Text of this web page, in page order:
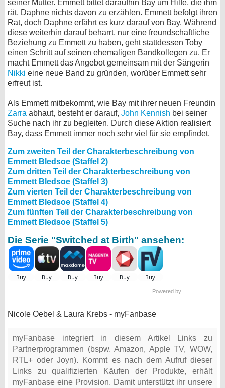
seiner Mutter. Emmett bittet daraufhin Bay um Hilfe, die ihm
rät, Daphne nichts davon zu erzählen. Emmett befolgt ihren
Rat, doch Daphne erfährt es kurz darauf von Bay. Während
diese weiterhin darauf beharrt, nur eine freundschaftliche
Beziehung zu Emmett zu haben, geht stattdessen Toby
einen Schritt auf seinen ehemaligen Bandkollegen zu. Er
macht Emmett das Angebot gemeinsam mit der Sängerin
Nikki eine neue Band zu gründen, worüber Emmett sehr
erfreut ist.
Als Emmett mitbekommt, wie Bay mit ihrer neuen Freundin
Zarra abhaut, besteht er darauf, John Kennish bei seiner
Suche nach ihr zu begleiten. Durch diese Aktion realisiert
Bay, dass Emmett immer noch sehr viel für sie empfindet.
Zum zweiten Teil der Charakterbeschreibung von
Emmett Bledsoe (Staffel 2)
Zum dritten Teil der Charakterbeschreibung von
Emmett Bledsoe (Staffel 3)
Zum vierten Teil der Charakterbeschreibung von
Emmett Bledsoe (Staffel 4)
Zum fünften Teil der Charakterbeschreibung von
Emmett Bledsoe (Staffel 5)
Die Serie "Switched at Birth" ansehen:
Powered by
Nicole Oebel & Laura Krebs - myFanbase
myFanbase integriert in diesem Artikel Links zu
Partnerprogrammen (bspw. Amazon, Apple TV, WOW,
RTL+ oder Joyn). Kommt es nach dem Aufruf dieser
Links zu qualifizierten Käufen der Produkte, erhält
myFanbase eine Provision. Damit unterstützt ihr unsere